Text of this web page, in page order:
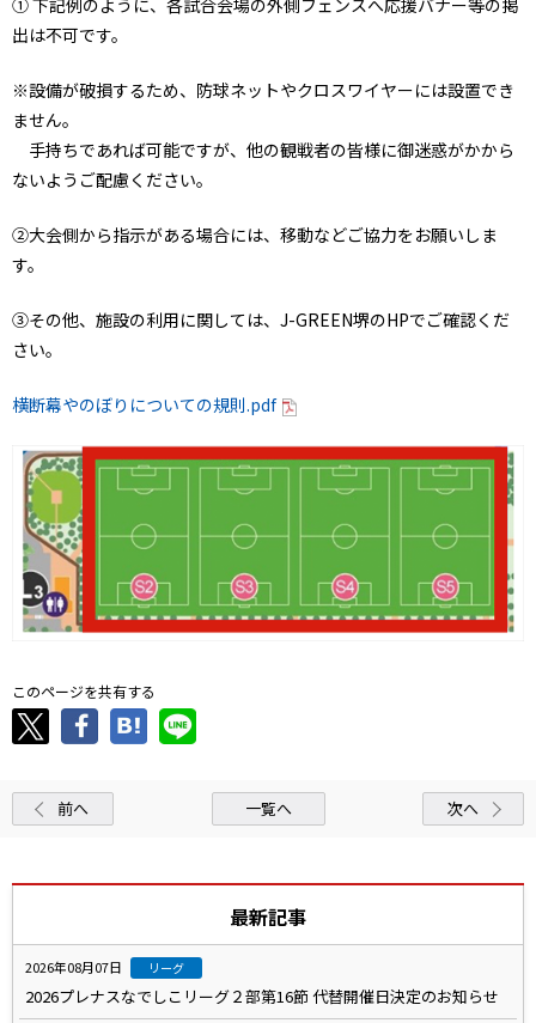
① 下記例のように、各試合会場の外側フェンスへ応援バナー等の掲
出は不可です。
※設備が破損するため、防球ネットやクロスワイヤーには設置でき
ません。
手持ちであれば可能ですが、他の観戦者の皆様に御迷惑がかから
ないようご配慮ください。
②大会側から指示がある場合には、移動などご協力をお願いしま
す。
③その他、施設の利用に関しては、J-GREEN堺のHPでご確認くだ
さい。
横断幕やのぼりについての規則.pdf
このページを共有する
前へ 一覧へ 次へ
最新記事
2026年08月07日 リーグ
2026プレナスなでしこリーグ２部第16節 代替開催日決定のお知らせ